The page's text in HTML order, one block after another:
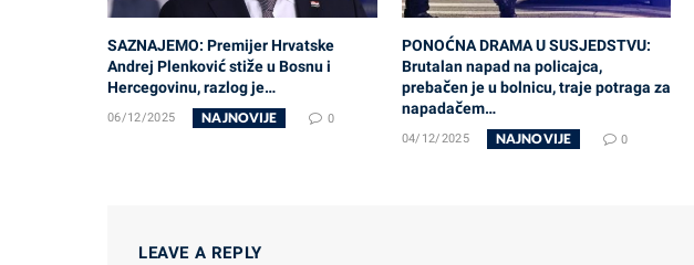
SAZNAJEMO: Premijer Hrvatske
Andrej Plenković stiže u Bosnu i
Hercegovinu, razlog je…
06/12/2025 NAJNOVIJE 0
PONOĆNA DRAMA U SUSJEDSTVU:
Brutalan napad na policajca,
prebačen je u bolnicu, traje potraga za
napadačem…
04/12/2025 NAJNOVIJE 0
LEAVE A REPLY